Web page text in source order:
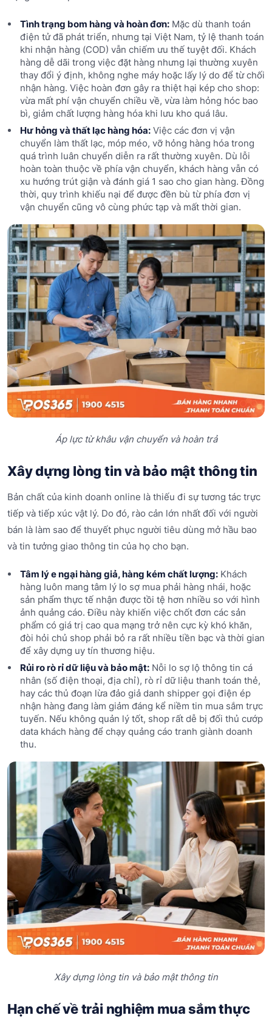
Tình trạng bom hàng và hoàn đơn:Mặc dù thanh toán
điện tử đã phát triển, nhưng tại Việt Nam, tỷ lệ thanh toán
khi nhận hàng (COD) vẫn chiếm ưu thế tuyệt đối. Khách
hàng dễ dãi trong việc đặt hàng nhưng lại thường xuyên
thay đổi ý định, không nghe máy hoặc lấy lý do để từ chối
nhận hàng. Việc hoàn đơn gây ra thiệt hại kép cho shop:
vừa mất phí vận chuyển chiều về, vừa làm hỏng hóc bao
bì, giảm chất lượng hàng hóa khi lưu kho quá lâu.
Hư hỏng và thất lạc hàng hóa:Việc các đơn vị vận
chuyển làm thất lạc, móp méo, vỡ hỏng hàng hóa trong
quá trình luân chuyển diễn ra rất thường xuyên. Dù lỗi
hoàn toàn thuộc về phía vận chuyển, khách hàng vẫn có
xu hướng trút giận và đánh giá 1 sao cho gian hàng. Đồng
thời, quy trình khiếu nại để được đền bù từ phía đơn vị
vận chuyển cũng vô cùng phức tạp và mất thời gian.
Áp lực từ khâu vận chuyển và hoàn trả
Xây dựng lòng tin và bảo mật thông tin
Bản chất của kinh doanh online là thiếu đi sự tương tác trực
tiếp và tiếp xúc vật lý. Do đó, rào cản lớn nhất đối với người
bán là làm sao để thuyết phục người tiêu dùng mở hầu bao
và tin tưởng giao thông tin của họ cho bạn.
Tâm lý e ngại hàng giả, hàng kém chất lượng:Khách
hàng luôn mang tâm lý lo sợ mua phải hàng nhái, hoặc
sản phẩm thực tế nhận được tồi tệ hơn nhiều so với hình
ảnh quảng cáo. Điều này khiến việc chốt đơn các sản
phẩm có giá trị cao qua mạng trở nên cực kỳ khó khăn,
đòi hỏi chủ shop phải bỏ ra rất nhiều tiền bạc và thời gian
để xây dựng uy tín thương hiệu.
Rủi ro rò rỉ dữ liệu và bảo mật:Nỗi lo sợ lộ thông tin cá
nhân (số điện thoại, địa chỉ), rò rỉ dữ liệu thanh toán thẻ,
hay các thủ đoạn lừa đảo giả danh shipper gọi điện ép
nhận hàng đang làm giảm đáng kể niềm tin mua sắm trực
tuyến. Nếu không quản lý tốt, shop rất dễ bị đối thủ cướp
data khách hàng để chạy quảng cáo tranh giành doanh
thu.
Xây dựng lòng tin và bảo mật thông tin
Hạn chế về trải nghiệm mua sắm thực